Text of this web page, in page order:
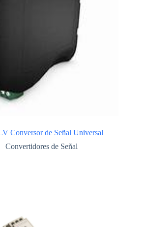
Conversor de Señal Universal
Convertidores de Señal